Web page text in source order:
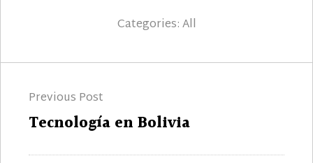
Categories:All
de
entradas
Previous Post
Previous
Tecnología en Bolivia